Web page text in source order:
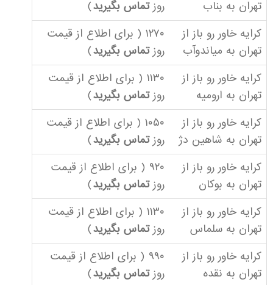
تهران به بناب روزتماس بگیرید)
کرایه خاور رو باز از
تهران به میاندوآب
۱۲۷۰ ( برای اطلاع از قیمت
روزتماس بگیرید)
کرایه خاور رو باز از
تهران به ارومیه
۱۱۳۰ ( برای اطلاع از قیمت
روزتماس بگیرید)
کرایه خاور رو باز از
تهران به شاهین دژ
۱۰۵۰ ( برای اطلاع از قیمت
روزتماس بگیرید)
کرایه خاور رو باز از
تهران به بوکان
۹۲۰ ( برای اطلاع از قیمت
روزتماس بگیرید)
کرایه خاور رو باز از
تهران به سلماس
۱۱۳۰ ( برای اطلاع از قیمت
روزتماس بگیرید)
کرایه خاور رو باز از
تهران به نقده
۹۹۰ ( برای اطلاع از قیمت
روزتماس بگیرید)